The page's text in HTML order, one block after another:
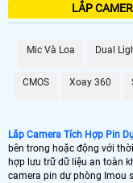
Điểm nổi bật của camera
phân giải Full HD 1080P,
quá trình ghi hình, đồng
Với Camera Tích Hợp Pin
trong việc giám sát mà còn
LẮP
Mic Và Loa Dual
CMOS Xoay 360
Lăp Camera Tích Hợp Pin
bên trong hoặc động với
hợp lưu trữ dữ liệu an toàn
camera pin dự phòng Imou